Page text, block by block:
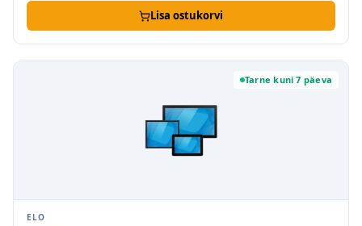
Lisa ostukorvi
Tarne kuni 7 päeva
ELO